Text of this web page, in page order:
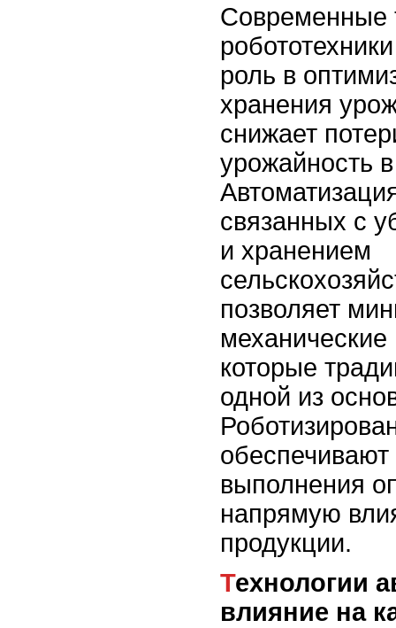
Современные
роль в
хранения
снижает
урожайность
связанных с
и хранением
позволяет
которые
одной из
обеспечивают
выполнения
напрямую
продукции.
Технологии автоматизации и их
влияние на